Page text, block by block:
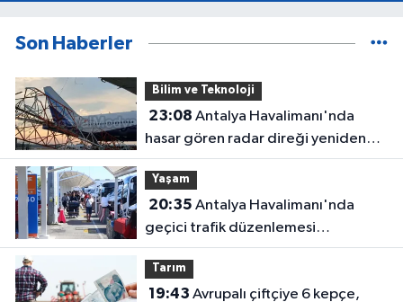
Son Haberler
Bilim ve Teknoloji
23:08
hasar gören radar direği yeniden
hizmette
Yaşam
20:35
geçici trafik düzenlemesi
uygulanacak! Yolculara uyarı
Tarım
19:43